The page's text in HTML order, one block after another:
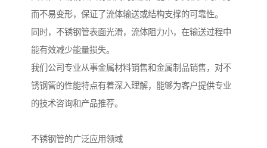
而不易变形，保证了流体输送或结构支撑的可靠性。
同时，不锈钢管表面光滑，流体阻力小，在输送过程中
能有效减少能量损失。
我们公司专业从事金属材料销售和金属制品销售，对不
锈钢管的性能特点有着深入理解，能够为客户提供专业
的技术咨询和产品推荐。
不锈钢管的广泛应用领域